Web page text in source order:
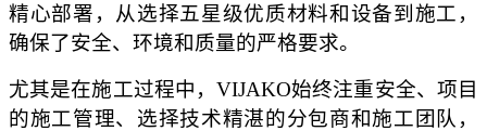
精心部署，从选择五星级优质材料和设备到施工，
确保了安全、环境和质量的严格要求。
尤其是在施工过程中，VIJAKO始终注重安全、项目
的施工管理、选择技术精湛的分包商和施工团队，